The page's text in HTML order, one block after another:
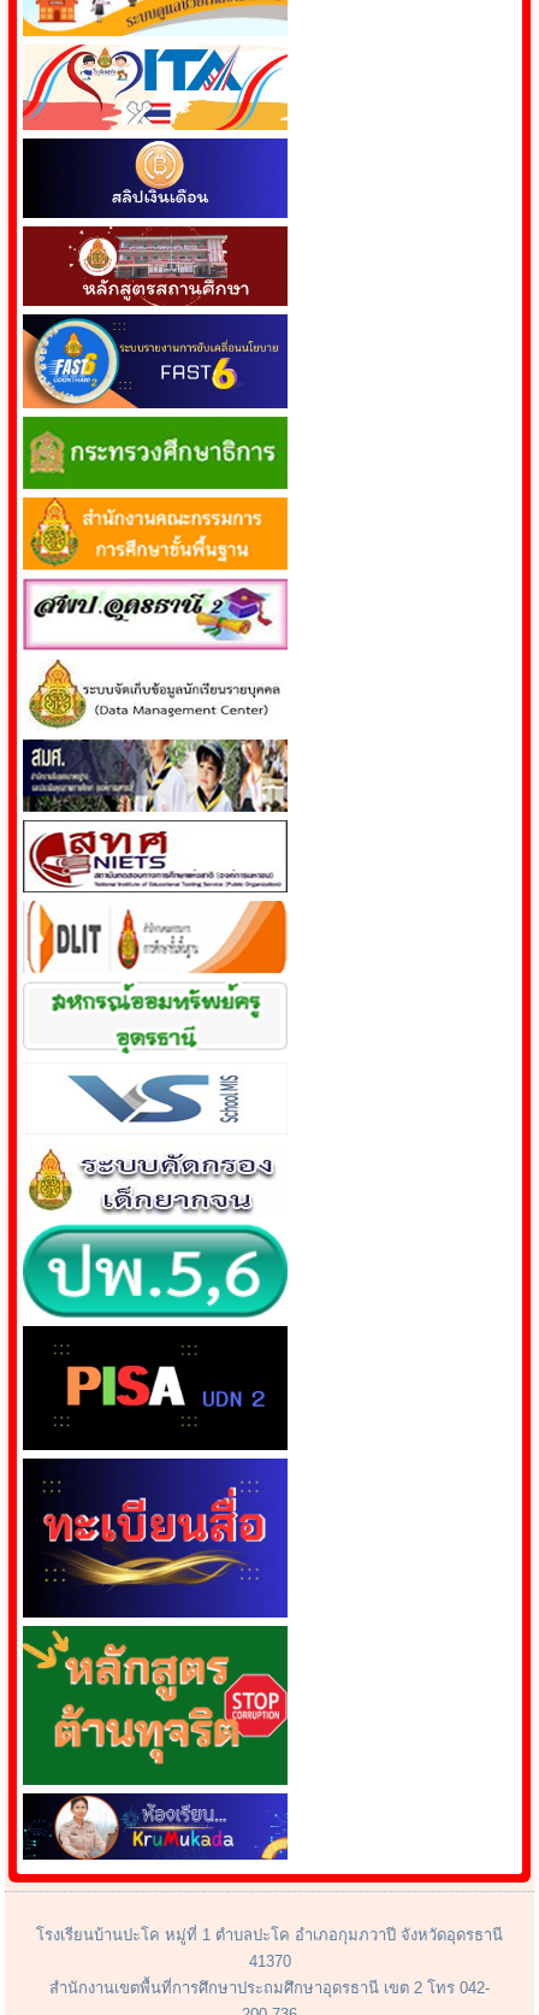
โรงเรียนบ้านปะโค หมู่ที่ 1 ตำบลปะโค อำเภอกุมภวาปี จังหวัดอุดรธานี
41370
สำนักงานเขตพื้นที่การศึกษาประถมศึกษาอุดรธานี เขต 2 โทร 042-